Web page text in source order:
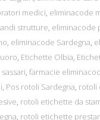
medici, eliminacode
strutture, eliminacode
, eliminacode Sardegna,
, Etichette Olbia,
, farmacie
, Pos rotoli Sardegna, rotoli
, rotoli etichette da
, rotoli etichette